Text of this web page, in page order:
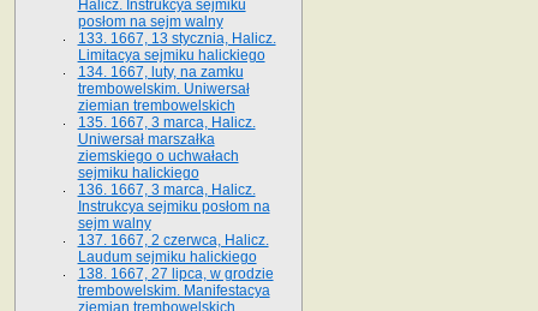
Halicz. Instrukcya sejmiku
posłom na sejm walny
133. 1667, 13 stycznia, Halicz.
Limitacya sejmiku halickiego
134. 1667, luty, na zamku
trembowelskim. Uniwersał
ziemian trembowelskich
135. 1667, 3 marca, Halicz.
Uniwersał marszałka
ziemskiego o uchwałach
sejmiku halickiego
136. 1667, 3 marca, Halicz.
Instrukcya sejmiku posłom na
sejm walny
137. 1667, 2 czerwca, Halicz.
Laudum sejmiku halickiego
138. 1667, 27 lipca, w grodzie
trembowelskim. Manifestacya
ziemian trembowelskich